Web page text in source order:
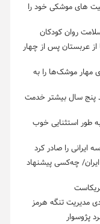
های موشکی خود را
روان کودکان
عربستان پس از چهار
مهار موشک‌ها را به
پنج سال بیشتر خدمت
طور استثنایی خوب
ایرانی را صادر کرد
چه‌کسی پیشنهاد
مدیریت تنگه هرمز
پژوسوار